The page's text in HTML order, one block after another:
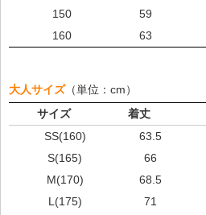
150
59
160
63
大人サイズ（単位：cm）
サイズ
着丈
SS(160)
63.5
S(165)
66
M(170)
68.5
L(175)
71